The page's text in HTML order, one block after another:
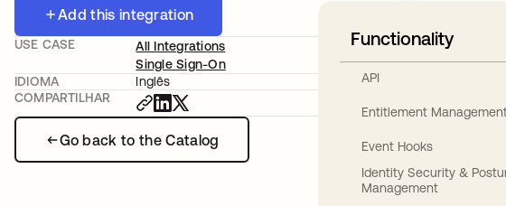
Add this integration
Go back to the Catalog
USE CASE
All Integrations
Single Sign-On
IDIOMA
Inglês
COMPARTILHAR
Functionality
API
Entitlement
Event Hooks
Identity Security &
Management